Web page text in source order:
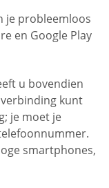
je probleemloos
en Google Play
u bovendien
kunt
je moet je
smartphones,